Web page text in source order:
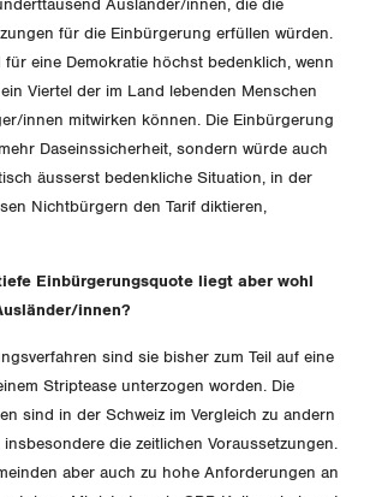
Ausländer/innen, die die
für die Einbürgerung erfüllen würden.
eine Demokratie höchst bedenklich, wenn
Viertel der im Land lebenden Menschen
innen mitwirken können. Die Einbürgerung
Daseinssicherheit, sondern würde auch
äusserst bedenkliche Situation, in der
Nichtbürgern den Tarif diktieren,
Einbürgerungsquote liegt aber wohl
innen?
sind sie bisher zum Teil auf eine
Striptease unterzogen worden. Die
sind in der Schweiz im Vergleich zu andern
die zeitlichen Voraussetzungen.
aber auch zu hohe Anforderungen an